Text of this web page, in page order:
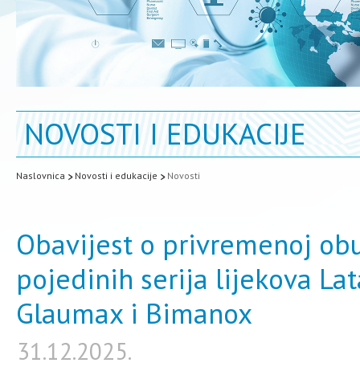
NOVOSTI I EDUKACIJE
Naslovnica Novosti i edukacije Novosti
Obavijest o privremenoj
pojedinih serija lijekova
Glaumax i Bimanox
31.12.2025.